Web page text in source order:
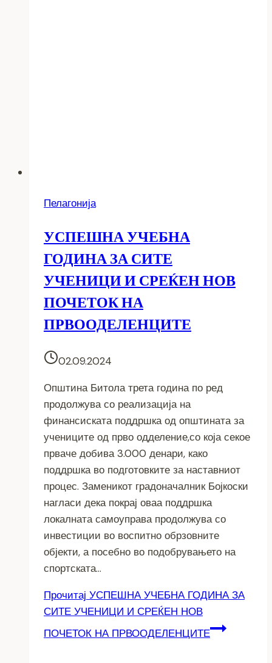
Пелагонија
УСПЕШНА УЧЕБНА
ГОДИНА ЗА СИТЕ
УЧЕНИЦИ И СРЕЌЕН НОВ
ПОЧЕТОК НА
ПРВООДЕЛЕНЦИТЕ
02.09.2024
Општина Битола трета година по ред
продолжува со реализација на
финансиската поддршка од општината за
учениците од прво одделение,со која секое
прваче добива 3.000 денари, како
поддршка во подготовките за наставниот
процес. Заменикот градоначалник Бојкоски
нагласи дека покрај оваа поддршка
локалната самоуправа продолжува со
инвестиции во воспитно обрзовните
објекти, а посебно во подобрувањето на
спортската…
Прочитај УСПЕШНА УЧЕБНА ГОДИНА ЗА
СИТЕ УЧЕНИЦИ И СРЕЌЕН НОВ
ПОЧЕТОК НА ПРВООДЕЛЕНЦИТЕ